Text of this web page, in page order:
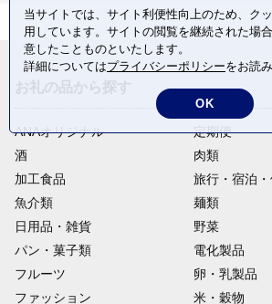
ANAオリジナル
定期便
酒
肉類
加工食品
旅行・宿泊
魚介類
麺類
日用品・雑貨
野菜
パン・菓子類
電化製品
フルーツ
卵・乳製品
ファッション
米・穀物
当サイトでは、サイト利便性向上のため、ク
用しています。サイトの閲覧を継続された場
意したことものといたします。
詳細についてはプライバシーポリシーをお読
OK